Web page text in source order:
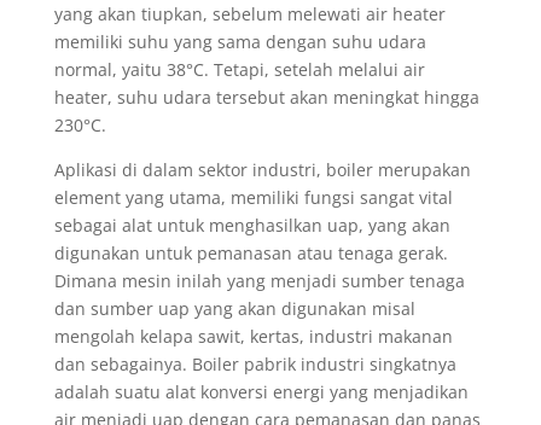
yang akan tiupkan, sebelum melewati air heater
memiliki suhu yang sama dengan suhu udara
normal, yaitu 38°C. Tetapi, setelah melalui air
heater, suhu udara tersebut akan meningkat hingga
230°C.
Aplikasi di dalam sektor industri, boiler merupakan
element yang utama, memiliki fungsi sangat vital
sebagai alat untuk menghasilkan uap, yang akan
digunakan untuk pemanasan atau tenaga gerak.
Dimana mesin inilah yang menjadi sumber tenaga
dan sumber uap yang akan digunakan misal
mengolah kelapa sawit, kertas, industri makanan
dan sebagainya. Boiler pabrik industri singkatnya
adalah suatu alat konversi energi yang menjadikan
air menjadi uap dengan cara pemanasan dan panas